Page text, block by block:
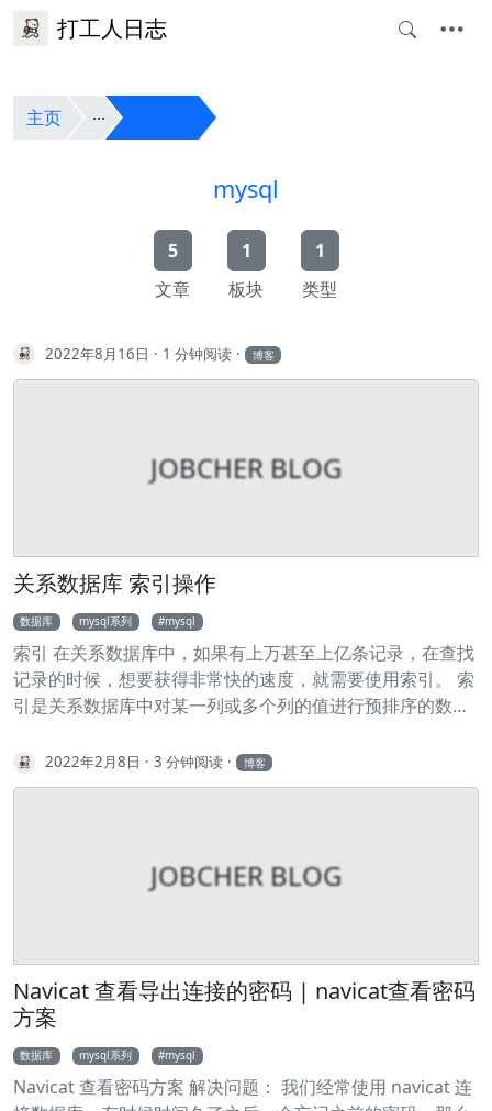
打工人日志
主页
mysql
5
文章
1
板块
1
类型
2022年8月16日 1 分钟阅读 博客
JOBCHER BLOG
关系数据库 索引操作
数据库 mysql系列 mysql
索引 在关系数据库中，如果有上万甚至上亿条记录，在查找
记录的时候，想要获得非常快的速度，就需要使用索引。 索
引是关系数据库中对某一列或多个列的值进行预排序的数据
而是直接定位到符合条件的记录，这样就大大加快了查询速
度。 students表: id class_id name gender score 1 1 小明
students 2ADD INDEX idx_score (score); 使用ADD INDEX
idx_score (score)就创建了一个名称为idx_score，使用列
INDEX idx_name_score (name, score); 索引的效率取决于
索引列的值是否散列，即该列的值如果越互不相同，那么索
引效率越高。反过来，如果记录的列存在大量相同的值，例
如gender列，大约一半的记录值是M，另一半是F，因此，
对该列创建索引就没有意义。 唯一索引 在设计关系数据表的
时候，看上去唯一的列，例如身份证号、邮箱地址等，因为
2022年2月8日 3 分钟阅读 博客
JOBCHER BLOG
Navicat 查看导出连接的密码 | navicat查看密码
方案
数据库 mysql系列 mysql
Navicat 查看密码方案 解决问题： 我们经常使用 navicat 连